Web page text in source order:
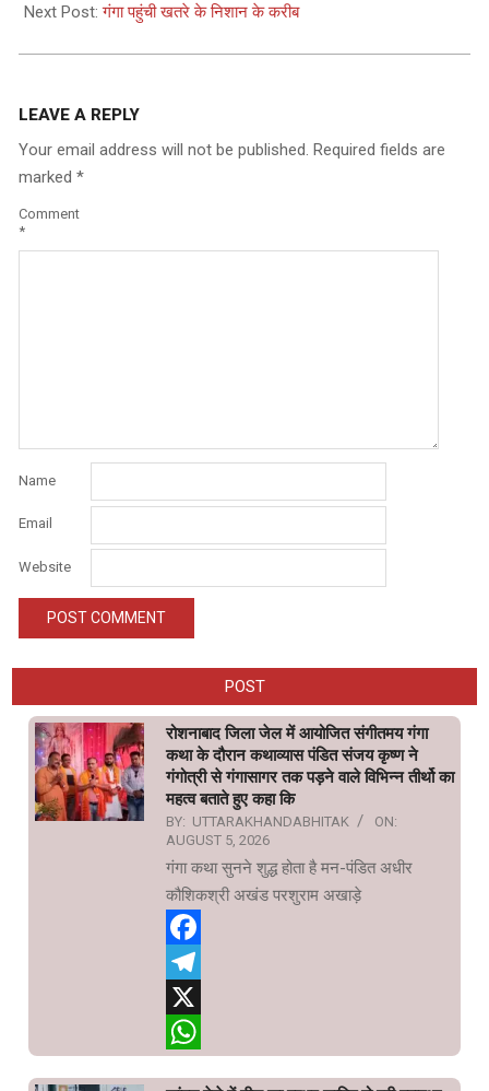
Next Post:गंगा पहुंची खतरे के निशान के करीब
LEAVE A REPLY
Your email address will not be published. Required fields are
marked *
Comment
*
Name
Email
Website
POST
रोशनाबाद जिला जेल में आयोजित संगीतमय गंगा
कथा के दौरान कथाव्यास पंडित संजय कृष्ण ने
गंगोत्री से गंगासागर तक पड़ने वाले विभिन्न तीर्थो का
महत्व बताते हुए कहा कि
BY: UTTARAKHANDABHITAK
ON:
AUGUST 5, 2026
गंगा कथा सुनने शुद्ध होता है मन-पंडित अधीर
कौशिकश्री अखंड परशुराम अखाड़े
Facebook
Telegram
X